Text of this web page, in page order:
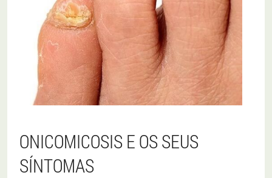
ONICOMICOSIS E OS SEUS
SÍNTOMAS